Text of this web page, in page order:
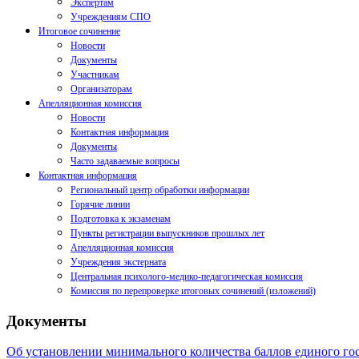
Экспертам
Учреждениям СПО
Итоговое сочинение
Новости
Документы
Участникам
Организаторам
Апелляционная комиссия
Новости
Контактная информация
Документы
Часто задаваемые вопросы
Контактная информация
Региональный центр обработки информации
Горячие линии
Подготовка к экзаменам
Пункты регистрации выпускников прошлых лет
Апелляционная комиссия
Учреждения экстерната
Центральная психолого-медико-педагогическая комиссия
Комиссия по перепроверке итоговых сочинений (изложений)
Документы
Об установлении минимального количества баллов единого